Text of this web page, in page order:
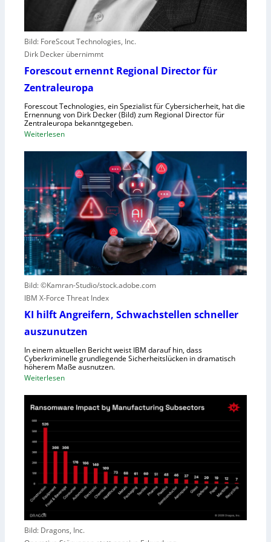
e
b
e
n
V
o
w
ü
r
e
g
e
n
S
c
h
l
e
h
e
i
s
Bild: ForeScout Technologies, Inc.
Dirk Decker übernimmt
Forescout ernennt Regional Director für
Zentraleuropa
Forescout Technologies, ein Spezialist für Cybersicherheit, hat die
Ernennung von Dirk Decker (Bild) zum Regional Director für
Zentraleuropa bekanntgegeben.
Weiterlesen:
r
e
s
c
o
u
t
r
n
e
n
t
R
e
n
D
e
c
o
r
Bild: ©Kamran-Studio/stock.adobe.com
IBM X-Force Threat Index
KI hilft Angreifern, Schwachstellen schneller
auszunutzen
In einem aktuellen Bericht weist IBM darauf hin, dass
Cyberkriminelle grundlegende Sicherheitslücken in dramatisch
höherem Maße ausnutzen.
Weiterlesen:
f
n
e
Bild: Dragons, Inc.